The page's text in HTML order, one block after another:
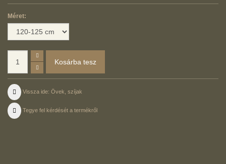
Méret:
Vissza ide: Övek, szíjak
Tegye fel kérdését a termékről